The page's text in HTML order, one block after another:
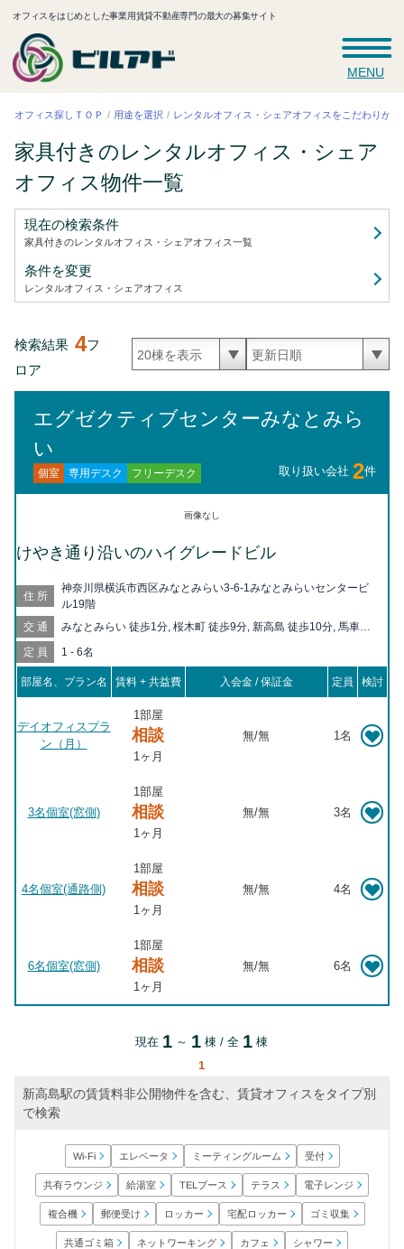
オフィスをはじめとした事業用賃貸不動産専門の最大の募集サイト
MENU
オフィス探しＴＯＰ 用途を選択 レンタルオフィス・シェアオフィスをこだわりから
家具付きのレンタルオフィス・シェア
オフィス物件一覧
現在の検索条件
家具付きのレンタルオフィス・シェアオフィス一覧
条件を変更
レンタルオフィス・シェアオフィス
検索結果 4フ
ロア
エグゼクティブセンターみなとみら
い
個室 専用デスク フリーデスク 取り扱い会社 2件
画像なし
けやき通り沿いのハイグレードビル
住所
神奈川県横浜市西区みなとみらい3-6-1みなとみらいセンタービ
ル19階
交通
みなとみらい 徒歩1分, 桜木町 徒歩9分, 新高島 徒歩10分, 馬車道
徒歩17分, 日本大通り 徒歩18分, 日ノ出町 徒歩19分, 平沼橋 徒歩
20分, 神奈川 徒歩20分
定員 1 - 6名
部屋名、プラン名 賃料 + 共益費 入会金 / 保証金 定員 検討
デイオフィスプラ
ン（月）
1部屋
相談
1ヶ月
無/無 1名
3名個室(窓側)
1部屋
相談
1ヶ月
無/無 3名
4名個室(通路側)
1部屋
相談
1ヶ月
無/無 4名
6名個室(窓側)
1部屋
相談
1ヶ月
無/無 6名
現在 1 ～ 1 棟 / 全 1 棟
1
新高島駅の賃賃料非公開物件を含む、賃貸オフィスをタイプ別
で検索
Wi-Fi エレベータ ミーティングルーム 受付
共有ラウンジ 給湯室 TELブース テラス 電子レンジ
複合機 郵便受け ロッカー 宅配ロッカー ゴミ収集
共通ゴミ箱 ネットワーキング カフェ シャワー